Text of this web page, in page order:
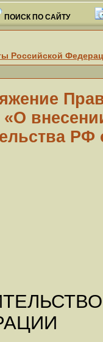
ПОИСК ПО САЙТУ
Российской
«О
РФ